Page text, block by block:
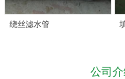
绕丝滤水管
公司